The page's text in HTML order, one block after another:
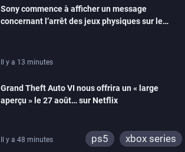
Sony commence à afficher un message
concernant l’arrêt des jeux physiques sur le
Il y a 13 minutes
Grand Theft Auto VI nous offrira un « large
aperçu » le 27 août… sur Netflix
Il y a 48 minutes ps5 xbox series